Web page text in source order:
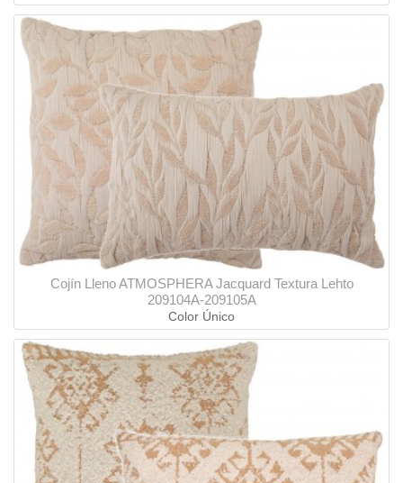
Cojín Lleno ATMOSPHERA Jacquard Textura Lehto
209104A-209105A
Color Único